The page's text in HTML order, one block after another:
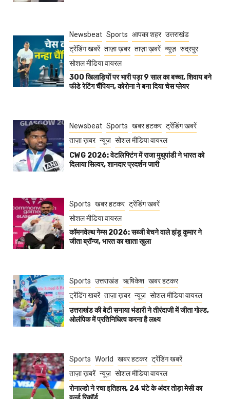
Newsbeat Sports आपका शहर उत्तराखंड
ट्रेंडिंग खबरें ताज़ा ख़बर ताज़ा ख़बरें न्यूज़ रुद्रपुर
सोशल मीडिया वायरल
300 खिलाड़ियों पर भारी पड़ा 9 साल का बच्चा, शिवाय बने
फीडे रेटिंग चैंपियन, कोरोना ने बना दिया चेस प्लेयर
Newsbeat Sports खबर हटकर ट्रेंडिंग खबरें
ताज़ा ख़बर न्यूज़ सोशल मीडिया वायरल
CWG 2026: वेटलिफ्टिंग में राजा मुथुपांडी ने भारत को
दिलाया सिल्वर, शानदार प्रदर्शन जारी
Sports खबर हटकर ट्रेंडिंग खबरें
सोशल मीडिया वायरल
कॉमनवेल्थ गेम्स 2026: सब्जी बेचने वाले झंडू कुमार ने
जीता ब्रॉन्ज, भारत का खाता खुला
Sports उत्तराखंड ऋषिकेश खबर हटकर
ट्रेंडिंग खबरें ताज़ा ख़बर न्यूज़ सोशल मीडिया वायरल
उत्तराखंड की बेटी सनाया भंडारी ने तीरंदाजी में जीता गोल्ड,
ओलंपिक में प्रतिनिधित्व करना है लक्ष्य
Sports World खबर हटकर ट्रेंडिंग खबरें
ताज़ा ख़बरें न्यूज़ सोशल मीडिया वायरल
रोनाल्डो ने रचा इतिहास, 24 घंटे के अंदर तोड़ा मेसी का